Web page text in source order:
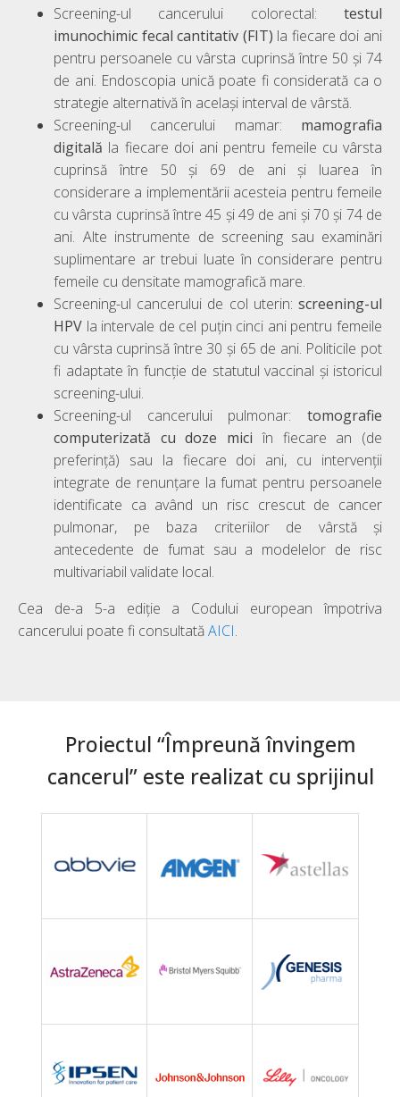
Screening-ul cancerului colorectal: testul
imunochimic fecal cantitativ (FIT) la fiecare doi ani
pentru persoanele cu vârsta cuprinsă între 50 și 74
de ani. Endoscopia unică poate fi considerată ca o
strategie alternativă în același interval de vârstă.
Screening-ul cancerului mamar: mamografia
digitală la fiecare doi ani pentru femeile cu vârsta
cuprinsă între 50 și 69 de ani și luarea în
considerare a implementării acesteia pentru femeile
cu vârsta cuprinsă între 45 și 49 de ani și 70 și 74 de
ani. Alte instrumente de screening sau examinări
suplimentare ar trebui luate în considerare pentru
femeile cu densitate mamografică mare.
Screening-ul cancerului de col uterin: screening-ul
HPV la intervale de cel puțin cinci ani pentru femeile
cu vârsta cuprinsă între 30 și 65 de ani. Politicile pot
fi adaptate în funcție de statutul vaccinal și istoricul
screening-ului.
Screening-ul cancerului pulmonar: tomografie
computerizată cu doze mici în fiecare an (de
preferință) sau la fiecare doi ani, cu intervenții
integrate de renunțare la fumat pentru persoanele
identificate ca având un risc crescut de cancer
pulmonar, pe baza criteriilor de vârstă și
antecedente de fumat sau a modelelor de risc
multivariabil validate local.
Cea de-a 5-a ediție a Codului european împotriva
cancerului poate fi consultatăAICI.
Proiectul “Împreună învingem
cancerul” este realizat cu sprijinul